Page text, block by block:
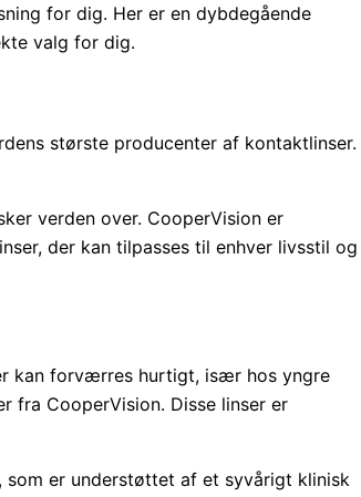
for dig. Her er en dybdegående
valg for dig.
største producenter af kontaktlinser.
verden over. CooperVision er
der kan tilpasses til enhver livsstil og
kan forværres hurtigt, især hos yngre
fra CooperVision. Disse linser er
er understøttet af et syvårigt klinisk